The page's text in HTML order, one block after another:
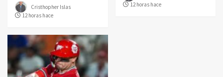
Cristhopher Islas
12 horas hace
12 horas hace